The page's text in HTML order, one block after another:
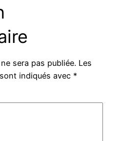
sera pas publiée. Les
indiqués avec *